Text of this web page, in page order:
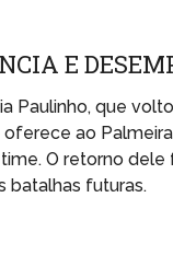
E
Paulinho, que
ao
O retorno
batalhas futuras.